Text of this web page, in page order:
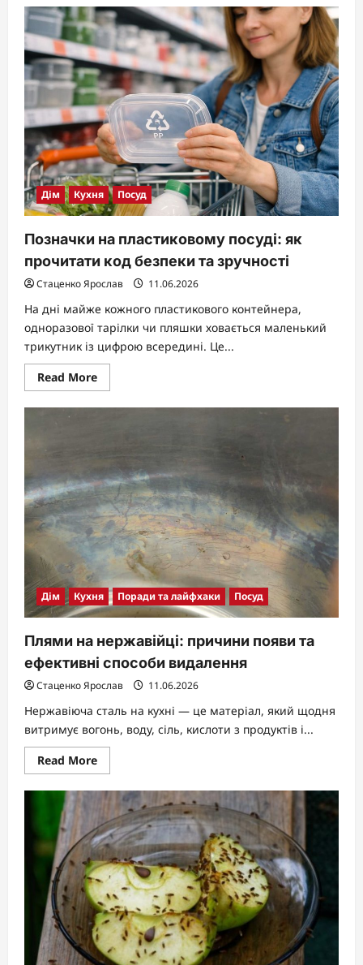
Харчова
сода
формула
NaHCO₃:
хімія,
властивості
та
застосування
натрію
гідрокарбонату
Дім Кухня Посуд
Позначки на пластиковому посуді: як
прочитати код безпеки та зручності
Стаценко Ярослав 11.06.2026
На дні майже кожного пластикового контейнера,
одноразової тарілки чи пляшки ховається маленький
трикутник із цифрою всередині. Це...
Read MoreRead
more
Позначки
прочитати
код
безпеки
та
зручності
Дім Кухня Поради та лайфхаки Посуд
Плями на нержавійці: причини появи та
ефективні способи видалення
Стаценко Ярослав 11.06.2026
Нержавіюча сталь на кухні — це матеріал, який щодня
витримує вогонь, воду, сіль, кислоти з продуктів і...
Read MoreRead
more
Плями
на
нержавійці:
причини
появи
та
ефективні
способи
видалення